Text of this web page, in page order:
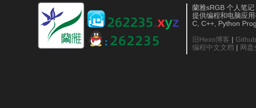
蘭雅sRGB 个人笔
提供编程和电脑应
C, C++, Python
旧Hexo博客 | Github
编程中文文档 | 网盘